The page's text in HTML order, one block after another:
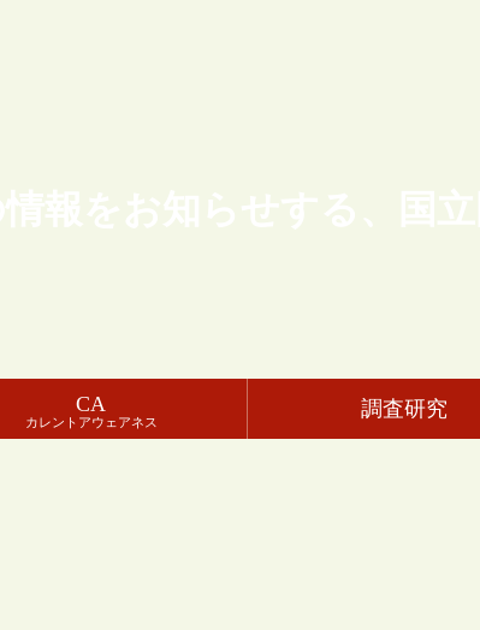
報をお知らせする、国
CA
カレントアウェアネス
調査研究